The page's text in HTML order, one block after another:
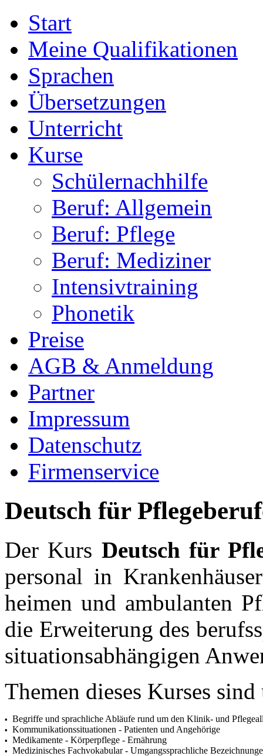
Start
Meine Qualifikationen
Sprachen
Übersetzungen
Unterricht
Kurse
Schülernachhilfe
Beruf: Allgemein
Beruf: Pflege
Beruf: Mediziner
Intensivtraining
Phonetik
Preise
AGB & Anmeldung
Partner
Impressum
Datenschutz
Firmenservice
Deutsch für
Der Kurs Deutsch für
personal in
heimen und ambulanten
die Erweiterung des
situationsabhängigen
Themen dieses Kurses sind
• Begriffe und sprachliche Abläufe rund um den Klinik- und
• Kommunikationssituationen - Patienten und Angehö­rige
• Medikamente - Körperpflege - Ernährung
• Medizinisches Fachvokabular - Umgangssprachliche